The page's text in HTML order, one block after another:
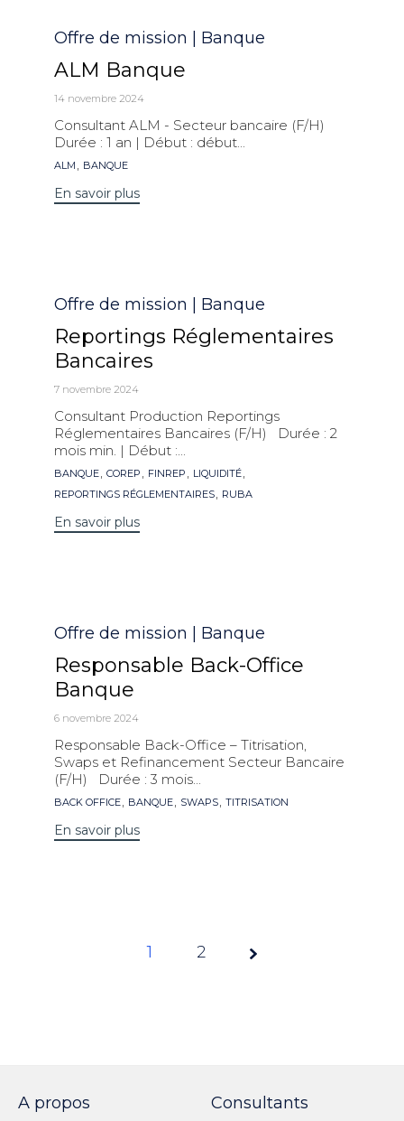
Catégorie
Offre de mission | Banque
ALM Banque
14 novembre 2024
Consultant ALM - Secteur bancaire (F/H)
Durée : 1 an | Début : début...
Mots
ALM , BANQUE
En savoir plus
Catégorie
Offre de mission | Banque
Reportings Réglementaires
Bancaires
7 novembre 2024
Consultant Production Reportings
Réglementaires Bancaires (F/H) Durée : 2
mois min. | Début :...
Mots
clés
BANQUE, COREP , FINREP , LIQUIDITÉ,
REPORTINGS RÉGLEMENTAIRES, RUBA
En savoir plus
Catégorie
Offre de mission | Banque
Responsable Back-Office
Banque
6 novembre 2024
Responsable Back-Office – Titrisation,
Swaps et Refinancement Secteur Bancaire
(F/H) Durée : 3 mois...
Mots
BACK OFFICE, BANQUE, SWAPS, TITRISATION
En savoir plus
Page
1 2
A propos Consultants